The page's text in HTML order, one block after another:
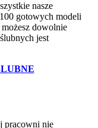
nasze
gotowych modeli
dowolnie
jest
pracowni nie